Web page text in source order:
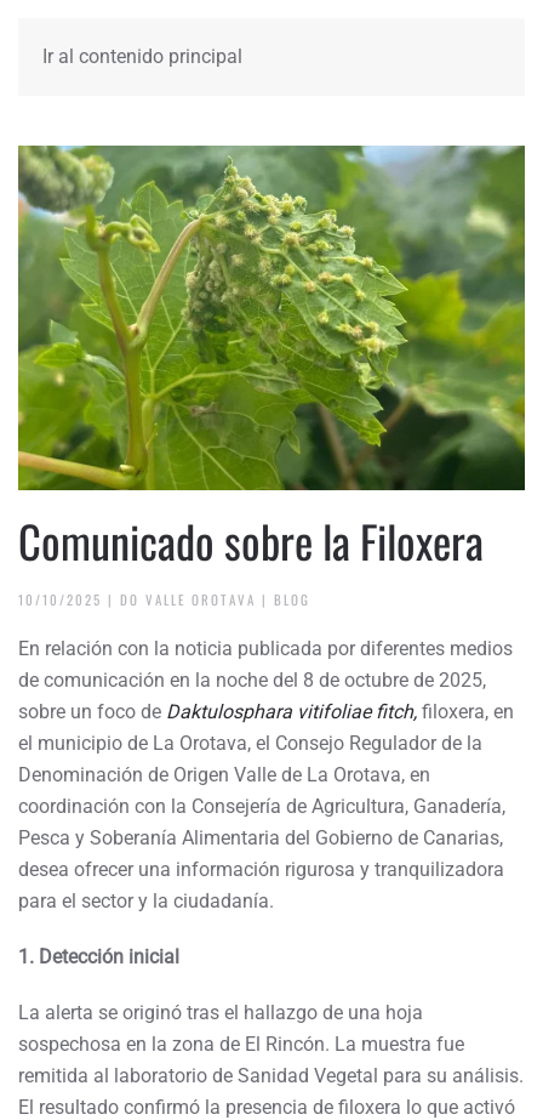
Ir al contenido principal
Comunicado sobre la Filoxera
10/10/2025 | DO VALLE OROTAVA | BLOG
En relación con la noticia publicada por diferentes medios
de comunicación en la noche del 8 de octubre de 2025,
sobre un foco de Daktulosphara vitifoliae fitch, filoxera, en
el municipio de La Orotava, el Consejo Regulador de la
Denominación de Origen Valle de La Orotava, en
coordinación con la Consejería de Agricultura, Ganadería,
Pesca y Soberanía Alimentaria del Gobierno de Canarias,
desea ofrecer una información rigurosa y tranquilizadora
para el sector y la ciudadanía.
1. Detección inicial
La alerta se originó tras el hallazgo de una hoja
sospechosa en la zona de El Rincón. La muestra fue
remitida al laboratorio de Sanidad Vegetal para su análisis.
El resultado confirmó la presencia de filoxera lo que activó